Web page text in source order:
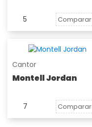
5 Comparar
Cantor
Montell Jordan
7 Comparar